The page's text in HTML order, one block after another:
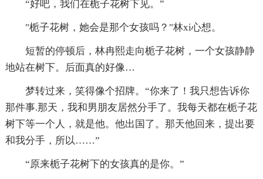
“好吧，我们在栀子花树下见。”
"栀子花树，她会是那个女孩吗？"林xi心想。
短暂的停顿后，林冉熙走向栀子花树，一个女孩静静
地站在树下。后面真的好像…
梦转过来，笑得像个招牌。“你来了！我只想告诉你
那件事.那天，我和男朋友居然分手了。我每天都在栀子花
树下等一个人，就是他。他出国了。那天他回来，提出要
和我分手，所以……”
“原来栀子花树下的女孩真的是你。”